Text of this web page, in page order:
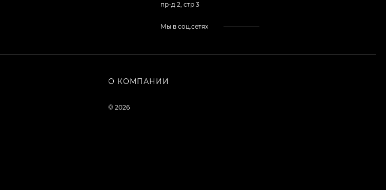
пр-д 2, стр 3
Мы в соц.сетях
О КОМПАНИИ
© 2026